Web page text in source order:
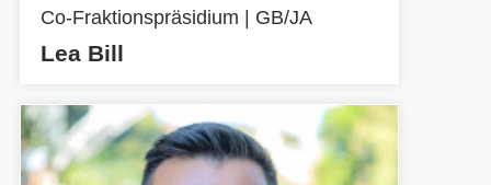
Co-Fraktionspräsidium | GB/JA
Lea Bill